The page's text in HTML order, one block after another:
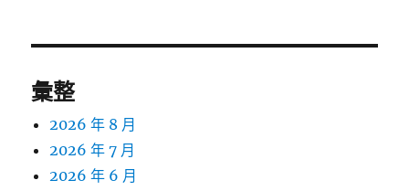
彙整
2026 年 8 月
2026 年 7 月
2026 年 6 月